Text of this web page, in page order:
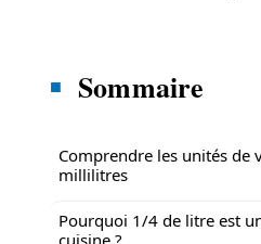
Sommaire
Comprendre les unités de
millilitres
Pourquoi 1/4 de litre est
cuisine ?